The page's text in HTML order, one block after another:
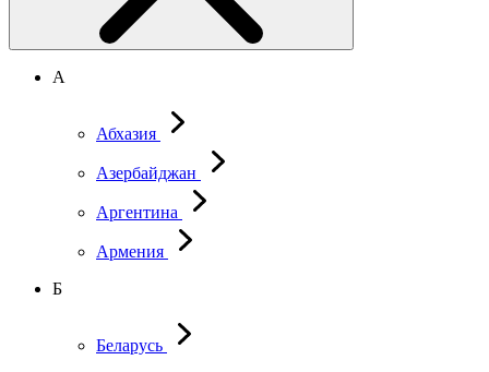
А
Абхазия
Азербайджан
Аргентина
Армения
Б
Беларусь